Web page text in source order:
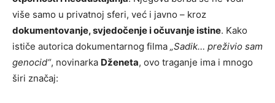
više samo u privatnoj sferi, već i javno – kroz
dokumentovanje, svjedočenje i očuvanje istine. Kako
ističe autorica dokumentarnog filma „Sadik… preživio sam
genocid“, novinarka Dženeta, ovo traganje ima i mnogo
širi značaj: